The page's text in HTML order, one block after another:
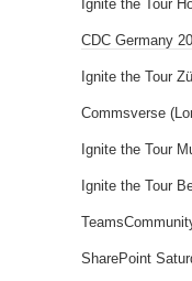
Ignite the Tour
CDC Germany
Ignite the Tour
Commsverse
Ignite the Tour
Ignite the Tour
SharePoint